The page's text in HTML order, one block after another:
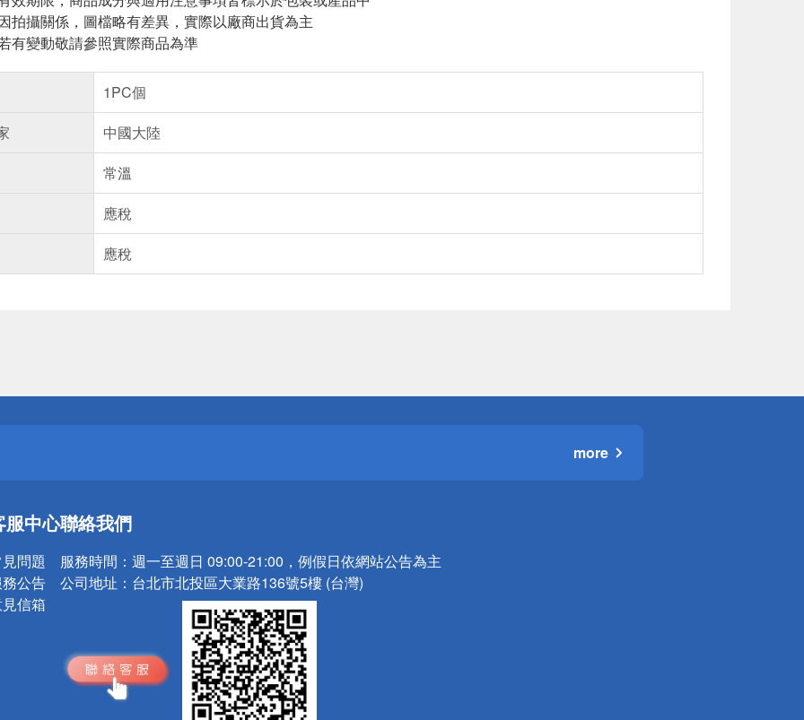
拍攝關係，圖檔略有差異，實際以廠商出貨為主
有變動敬請參照實際商品為準
1PC個
中國大陸
常溫
應稅
應稅
小心！
小心！
more
服中心
問題
公告
信箱
聯絡我們
服務時間： 週一至週日 09:00-21:00，例假日依網站公告為主
公司地址： 台北市北投區大業路136號5樓 (台灣)